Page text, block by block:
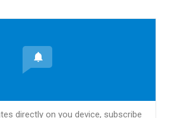
directly on you device, subscribe